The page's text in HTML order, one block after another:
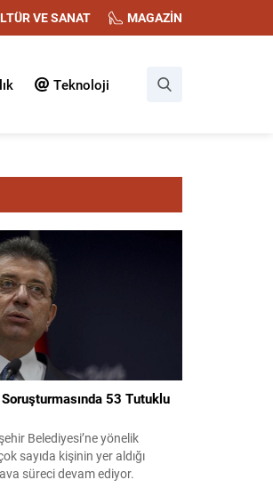
VE SANAT MAGAZİN
Teknoloji
53 Tutuklu
Belediyesi’ne yönelik
sayıda kişinin yer aldığı
süreci devam ediyor.